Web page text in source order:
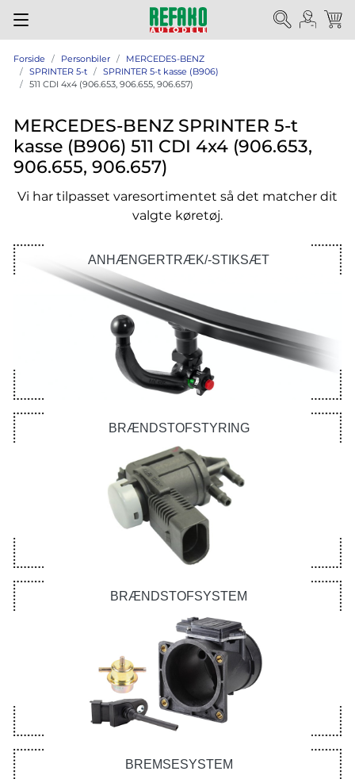
Forside Personbiler
MERCEDES-BENZ
SPRINTER 5-t
SPRINTER 5-t kasse (B906)
511 CDI 4x4 (906.653, 906.655, 906.657)
MERCEDES-BENZ SPRINTER 5-t
kasse (B906) 511 CDI 4x4 (906.653,
906.655, 906.657)
Vi har tilpasset varesortimentet så det matcher dit
valgte køretøj.
ANHÆNGERTRÆK/-STIKSÆT
BRÆNDSTOFSTYRING
BRÆNDSTOFSYSTEM
BREMSESYSTEM